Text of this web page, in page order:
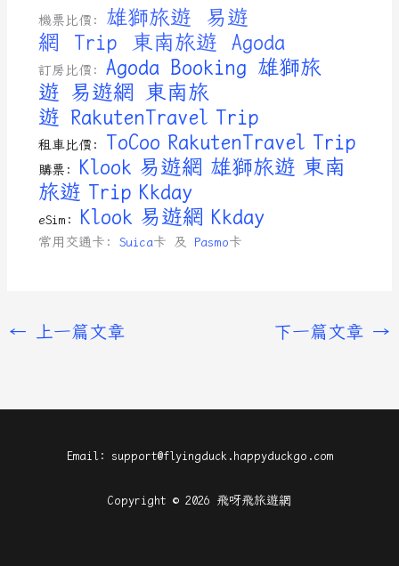
機票比價: 雄獅旅遊
易遊
網
Trip 東南旅遊 Agoda
訂房比價:Agoda Booking 雄獅旅
遊 易遊網
東南旅
遊 RakutenTravel Trip
租車比價: ToCoo RakutenTravel Trip
購票: Klook 易遊網 雄獅旅遊 東南
旅遊 Trip Kkday
eSim: Klook 易遊網 Kkday
常用交通卡:Suica卡 及Pasmo卡
← 上一篇文章 下一篇文章 →
Email: support@flyingduck.happyduckgo.com
Copyright © 2026 飛呀飛旅遊網